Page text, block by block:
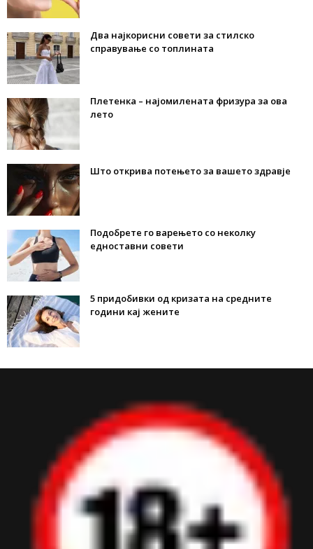
Два најкорисни совети за стилско
справување со топлината
Плетенка – најомилената фризура за ова
лето
Што открива потењето за вашето здравје
Подобрете го варењето со неколку
едноставни совети
5 придобивки од кризата на средните
години кај жените